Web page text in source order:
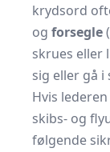
krydsord
og forsegle
skrues eller
sig eller gå i
Hvis
skibs‐ og
følgende